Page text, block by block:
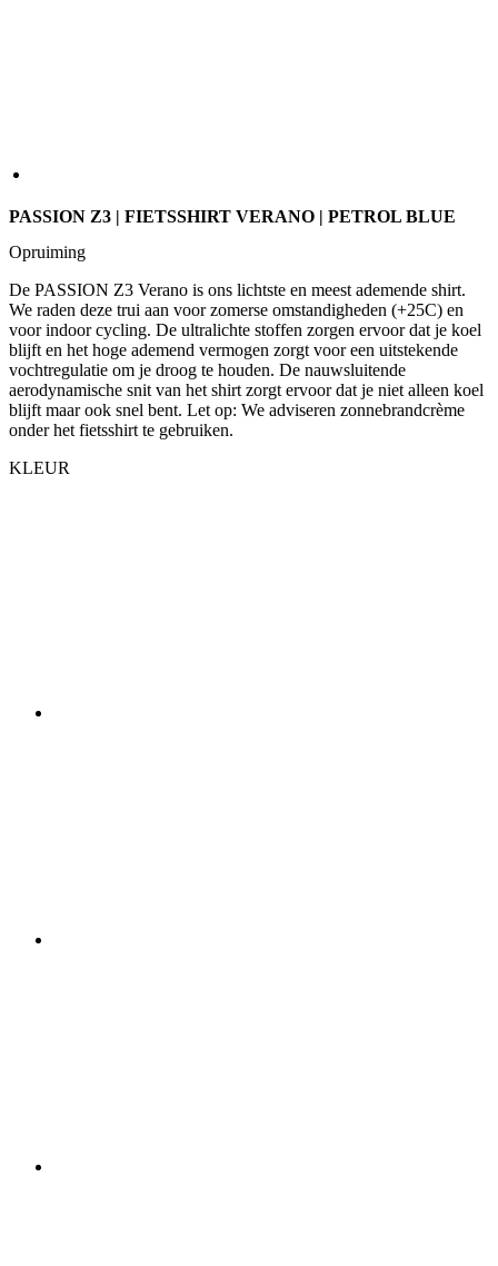
PASSION Z3 | FIETSSHIRT VERANO | PETROL BLUE
Opruiming
De PASSION Z3 Verano is ons lichtste en meest ademende shirt.
We raden deze trui aan voor zomerse omstandigheden (+25C) en
voor indoor cycling. De ultralichte stoffen zorgen ervoor dat je koel
blijft en het hoge ademend vermogen zorgt voor een uitstekende
vochtregulatie om je droog te houden. De nauwsluitende
aerodynamische snit van het shirt zorgt ervoor dat je niet alleen koel
blijft maar ook snel bent. Let op: We adviseren zonnebrandcrème
onder het fietsshirt te gebruiken.
KLEUR